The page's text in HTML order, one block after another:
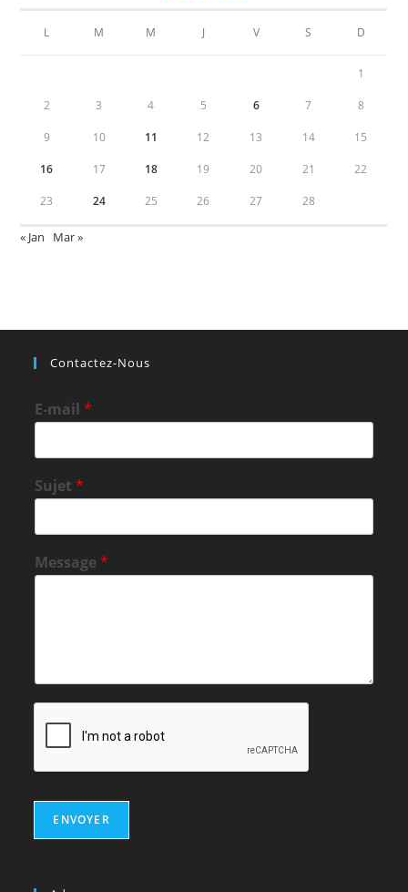
L M M J V S D
1
2 3 4 5 6 7 8
9 10 11 12 13 14 15
16 17 18 19 20 21 22
23 24 25 26 27 28
« Jan Mar »
Contactez-Nous
E-mail*
Sujet*
Message*
ENVOYER